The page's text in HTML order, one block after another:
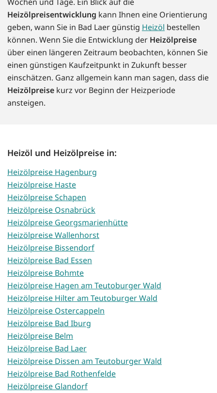
Heizölpreisentwicklung kann Ihnen eine Orientierung
geben, wann Sie in Bad Laer günstig Heizöl bestellen
können. Wenn Sie die Entwicklung der Heizölpreise
über einen längeren Zeitraum beobachten, können Sie
einen günstigen Kaufzeitpunkt in Zukunft besser
einschätzen. Ganz allgemein kann man sagen, dass die
Heizölpreise kurz vor Beginn der Heizperiode
ansteigen.
Heizöl und Heizölpreise in:
Heizölpreise Hagenburg
Heizölpreise Haste
Heizölpreise Schapen
Heizölpreise Osnabrück
Heizölpreise Georgsmarienhütte
Heizölpreise Wallenhorst
Heizölpreise Bissendorf
Heizölpreise Bad Essen
Heizölpreise Bohmte
Heizölpreise Hagen am Teutoburger Wald
Heizölpreise Hilter am Teutoburger Wald
Heizölpreise Ostercappeln
Heizölpreise Bad Iburg
Heizölpreise Belm
Heizölpreise Bad Laer
Heizölpreise Dissen am Teutoburger Wald
Heizölpreise Bad Rothenfelde
Heizölpreise Glandorf